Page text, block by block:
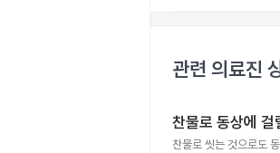
관련 의료진
찬물로 동상에
찬물로 씻는 것으로도